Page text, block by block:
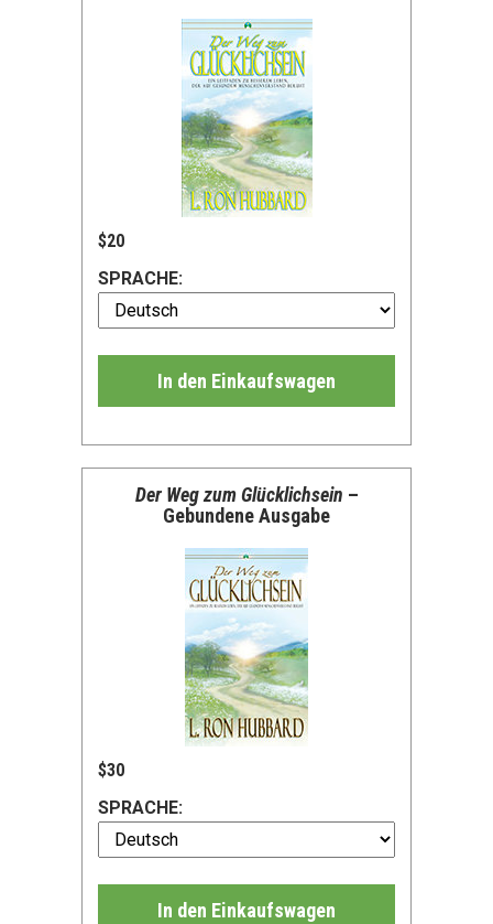
$20
SPRACHE:
In den Einkaufswagen
Der Weg zum Glücklichsein –
Gebundene Ausgabe
$30
SPRACHE:
In den Einkaufswagen